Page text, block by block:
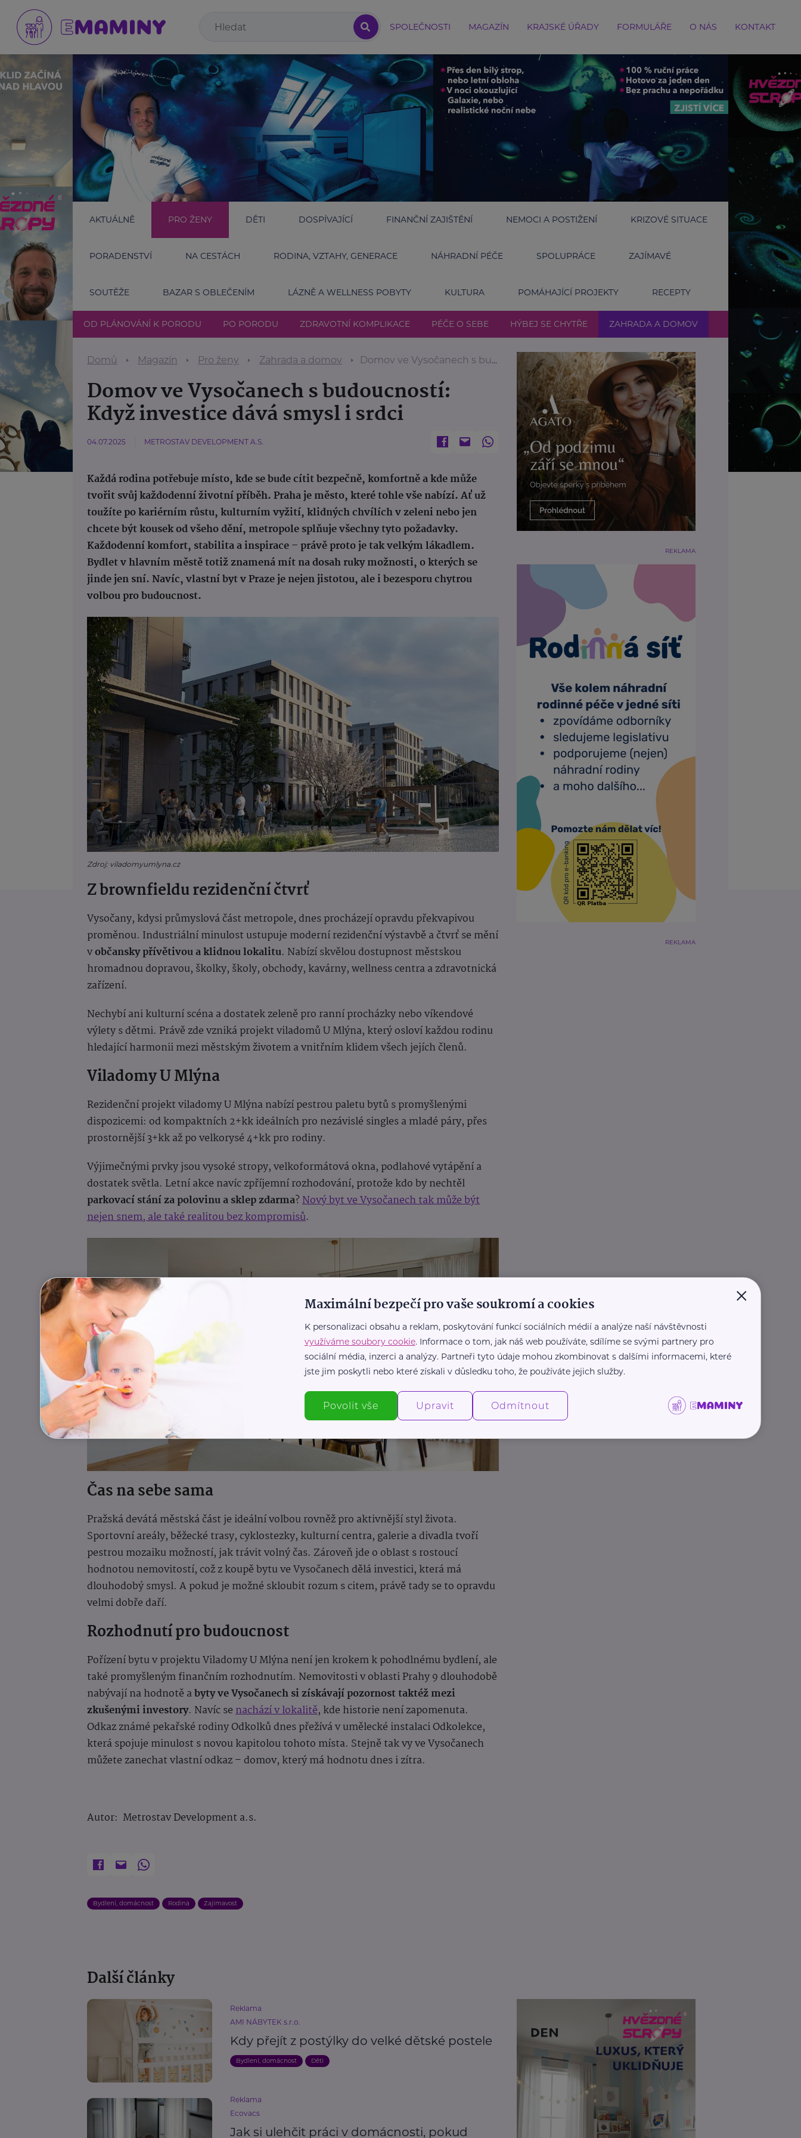
SPOLEČNOSTI MAGAZÍN KRAJSKÉ ÚŘADY FORMULÁŘE O NÁS KONTAKT
AKTUÁLNĚ PRO ŽENY DĚTI DOSPÍVAJÍCÍ FINANČNÍ ZAJIŠTĚNÍ NEMOCI A POSTIŽENÍ KRIZOVÉ SITUACE
PORADENSTVÍ NA CESTÁCH RODINA, VZTAHY, GENERACE NÁHRADNÍ PÉČE SPOLUPRÁCE ZAJÍMAVÉ
SOUTĚŽE BAZAR S OBLEČENÍM LÁZNĚ A WELLNESS POBYTY KULTURA POMÁHAJÍCÍ PROJEKTY RECEPTY
OD PLÁNOVÁNÍ K PORODU PO PORODU ZDRAVOTNÍ KOMPLIKACE PÉČE O SEBE HÝBEJ SE CHYTŘE ZAHRADA A DOMOV
Domů Magazín Pro ženy Zahrada a domov Domov ve Vysočanech s budoucností: Když investice dává smysl i srdci
Domov ve Vysočanech s budoucností:
Když investice dává smysl i srdci
04.07.2025 METROSTAV DEVELOPMENT A.S.
Každá rodina potřebuje místo, kde se bude cítit bezpečně, komfortně a kde může
tvořit svůj každodenní životní příběh. Praha je město, které tohle vše nabízí. Ať už
toužíte po kariérním růstu, kulturním vyžití, klidných chvílích v zeleni nebo jen
chcete být kousek od všeho dění, metropole splňuje všechny tyto požadavky.
Každodenní komfort, stabilita a inspirace – právě proto je tak velkým lákadlem.
Bydlet v hlavním městě totiž znamená mít na dosah ruky možnosti, o kterých se
jinde jen sní. Navíc, vlastní byt v Praze je nejen jistotou, ale i bezesporu chytrou
volbou pro budoucnost.
Zdroj: viladomyumlyna.cz
Z brownfieldu rezidenční čtvrť
Vysočany, kdysi průmyslová část metropole, dnes procházejí opravdu překvapivou
proměnou. Industriální minulost ustupuje moderní rezidenční výstavbě a čtvrť se mění
vobčansky přívětivou a klidnou lokalitu. Nabízí skvělou dostupnost městskou
hromadnou dopravou, školky, školy, obchody, kavárny, wellness centra a zdravotnická
zařízení.
Nechybí ani kulturní scéna a dostatek zeleně pro ranní procházky nebo víkendové
výlety s dětmi. Právě zde vzniká projekt viladomů U Mlýna, který osloví každou rodinu
hledající harmonii mezi městským životem a vnitřním klidem všech jejích členů.
Viladomy U Mlýna
Rezidenční projekt viladomy U Mlýna nabízí pestrou paletu bytů s promyšlenými
dispozicemi: od kompaktních 2+kk ideálních pro nezávislé singles a mladé páry, přes
prostornější 3+kk až po velkorysé 4+kk pro rodiny.
Výjimečnými prvky jsou vysoké stropy, velkoformátová okna, podlahové vytápění a
dostatek světla. Letní akce navíc zpříjemní rozhodování, protože kdo by nechtěl
parkovací stání za polovinu a sklep zdarma?Nový byt ve Vysočanech tak může být
nejen snem, ale také realitou bez kompromisů.
Čas na sebe sama
Pražská devátá městská část je ideální volbou rovněž pro aktivnější styl života.
Sportovní areály, běžecké trasy, cyklostezky, kulturní centra, galerie a divadla tvoří
pestrou mozaiku možností, jak trávit volný čas. Zároveň jde o oblast s rostoucí
hodnotou nemovitostí, což z koupě bytu ve Vysočanech dělá investici, která má
dlouhodobý smysl. A pokud je možné skloubit rozum s citem, právě tady se to opravdu
velmi dobře daří.
Rozhodnutí pro budoucnost
Pořízení bytu v projektu Viladomy U Mlýna není jen krokem k pohodlnému bydlení, ale
také promyšleným finančním rozhodnutím. Nemovitosti v oblasti Prahy 9 dlouhodobě
nabývají na hodnotě abyty ve Vysočanech si získávají pozornost taktéž mezi
zkušenými investory. Navíc senachází v lokalitě, kde historie není zapomenuta.
Odkaz známé pekařské rodiny Odkolků dnes přežívá v umělecké instalaci Odkolekce,
která spojuje minulost s novou kapitolou tohoto místa. Stejně tak vy ve Vysočanech
můžete zanechat vlastní odkaz – domov, který má hodnotu dnes i zítra.
Autor: Metrostav Development a.s.
Bydlení, domácnost Rodina Zajímavost
REKLAMA
REKLAMA
Další články
Reklama
AMI NÁBYTEK s.r.o.
Kdy přejít z postýlky do velké dětské postele
Bydlení, domácnost Děti
Reklama
Ecovacs
Jak si ulehčit práci v domácnosti, pokud
×
Maximální bezpečí pro vaše soukromí a cookies
K personalizaci obsahu a reklam, poskytování funkcí sociálních médií a analýze naší návštěvnosti
využíváme soubory cookie. Informace o tom, jak náš web používáte, sdílíme se svými partnery pro
sociální média, inzerci a analýzy. Partneři tyto údaje mohou zkombinovat s dalšími informacemi, které
jste jim poskytli nebo které získali v důsledku toho, že používáte jejich služby.
Povolit vše Upravit Odmítnout